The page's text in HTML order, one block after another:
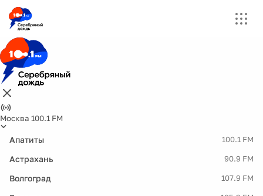
Москва 100.1 FM
Апатиты 100.1 FM
Астрахань 90.9 FM
Волгоград 107.9 FM